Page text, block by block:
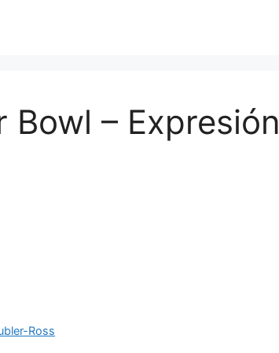
Bowl – Expresión
Ross